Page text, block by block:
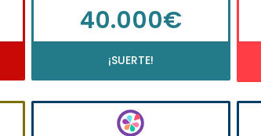
40.000€
¡SUERTE!